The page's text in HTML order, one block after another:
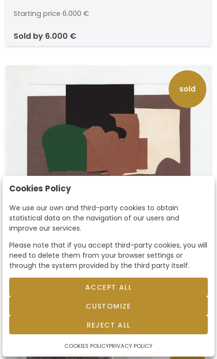
Starting price 6.000 €
sold by 6.000 €
sold
GERARDO RUEDA - Verde y
pardos
GERARDO RUEDA. Madrid 1926-1996. . Verde y
pardos. 1984. Collage de papeles sobre papel.
Firmado y fechado 1984. Dorso firmado, titulado
y fechado 1984. Medidas 30 x 50 cm. .
Theo, Madrid. Colección particular. .
Galería Theo, Madrid
Cookies Policy
We use our own and third-party cookies to obtain
statistical data on the navigation of our users and
improve our services.
Please note that if you accept third-party cookies, you will
need to delete them from your browser settings or
through the system provided by the third party itself.
ACCEPT ALL
CUSTOMIZE
REJECT ALL
COOKIES POLICYPRIVACY POLICY